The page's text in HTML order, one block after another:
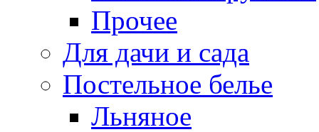
Прочее
Для дачи и сада
Постельное белье
Льняное